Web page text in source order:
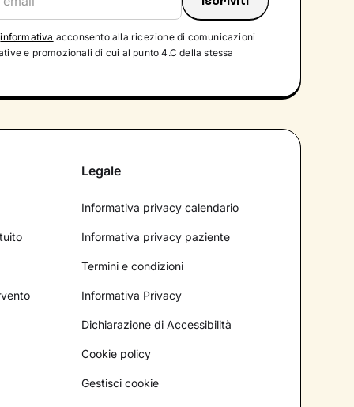
informativa acconsento alla ricezione di comunicazioni
e promozionali di cui al punto 4.C della stessa
Legale
Informativa privacy calendario
Informativa privacy paziente
Termini e condizioni
Informativa Privacy
Dichiarazione di Accessibilità
Cookie policy
Gestisci cookie